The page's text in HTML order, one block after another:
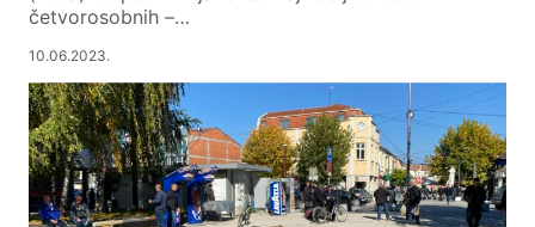
četvorosobnih –…
10.06.2023.